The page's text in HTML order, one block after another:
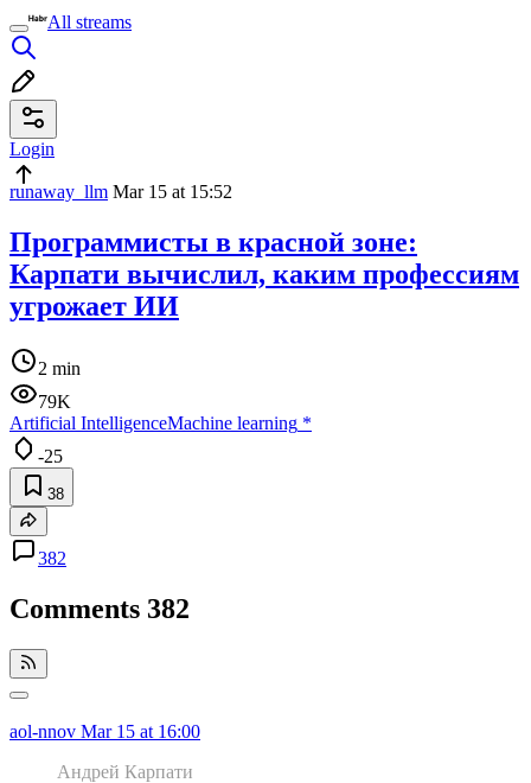
All streams
Login
runaway_llm Mar 15 at 15:52
Программисты в красной зоне:
Карпати вычислил, каким профессиям
угрожает ИИ
2 min
79K
Artificial IntelligenceMachine learning *
-25
38
382
Comments 382
aol-nnov Mar 15 at 16:00
Андрей Карпати